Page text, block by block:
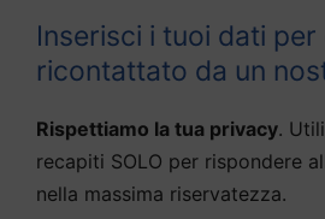
Inserisci i tuoi dati per
ricontattato da un
Rispettiamo la tua privacy.
recapiti SOLO per rispondere
nella massima riservatezza.